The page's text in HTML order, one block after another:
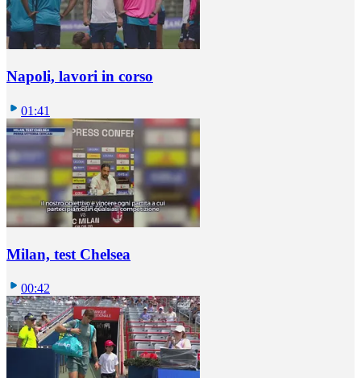
Napoli, lavori in corso
01:41
Milan, test Chelsea
00:42